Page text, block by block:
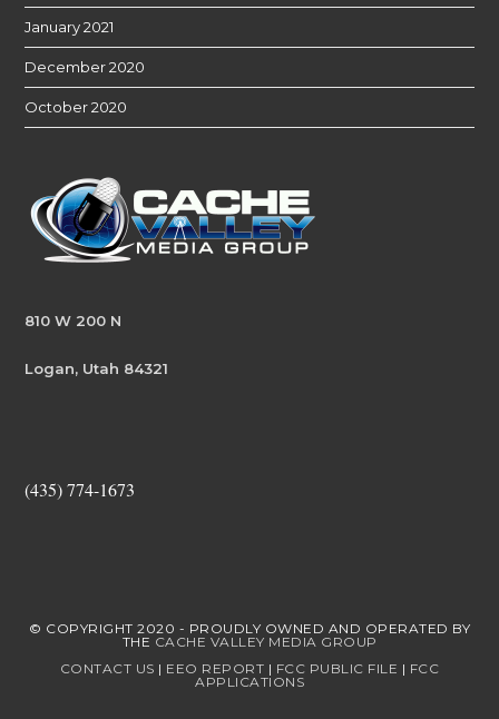
January 2021
December 2020
October 2020
810 W 200 N
Logan, Utah 84321
(435) 774-1673
© COPYRIGHT 2020 - PROUDLY OWNED AND OPERATED BY
THE CACHE VALLEY MEDIA GROUP
CONTACT US | EEO REPORT | FCC PUBLIC FILE | FCC
APPLICATIONS